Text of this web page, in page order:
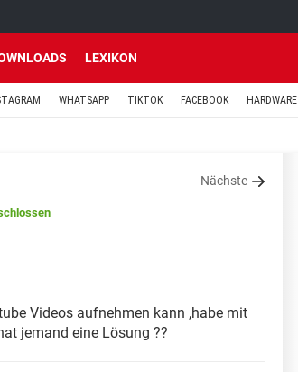
LEXIKON
WHATSAPP TIKTOK FACEBOOK HARDWARE
Nächste
Videos aufnehmen kann ,habe mit
jemand eine Lösung ??